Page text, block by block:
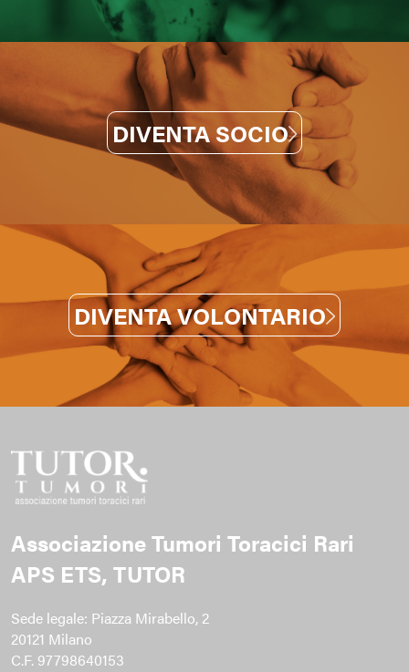
DIVENTA SOCIO
DIVENTA VOLONTARIO
Associazione Tumori Toracici Rari
APS ETS, TUTOR
Sede legale: Piazza Mirabello, 2
20121 Milano
C.F. 97798640153